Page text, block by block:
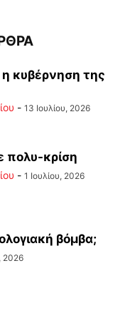
κυβέρνηση της
- 13 Ιουλίου, 2026
πολυ-κρίση
- 1 Ιουλίου, 2026
βόμβα;
2026